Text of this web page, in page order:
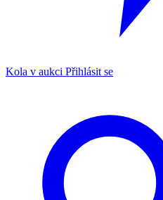
Kola v aukci Přihlásit se